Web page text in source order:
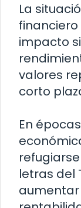
La
impacto
valores
corto
En
letras del
aumentar